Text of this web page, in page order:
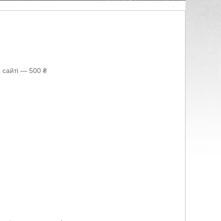
сайті — 500 ₴